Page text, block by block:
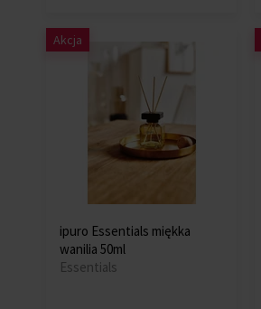
Akcja
ipuro Essentials miękka
wanilia 50ml
Essentials